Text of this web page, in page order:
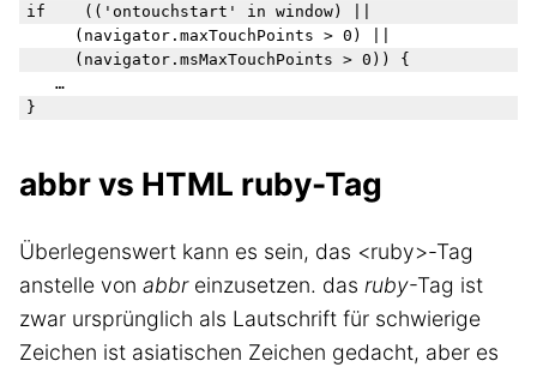
if 	(('ontouchstart' in window) ||
     (navigator.maxTouchPoints > 0) ||
     (navigator.msMaxTouchPoints > 0)) {
	…
abbr vs HTML ruby-Tag
Überlegenswert kann es sein, das <ruby>-Tag
anstelle von abbreinzusetzen. das ruby-Tag ist
zwar ursprünglich als Lautschrift für schwierige
Zeichen ist asiatischen Zeichen gedacht, aber es